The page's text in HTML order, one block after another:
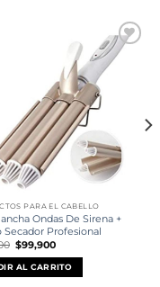
Añadir
PARA EL CABELLO
Ondas De Sirena +
Secador Profesional
El
precio
original
era:
$159,900.
$99,900El
actual
es:
$99,900.
AL CARRITO